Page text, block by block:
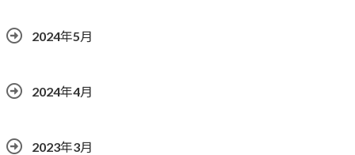
2024年5月
2024年4月
2023年3月